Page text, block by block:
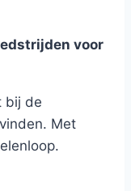
voor
bij de
Met